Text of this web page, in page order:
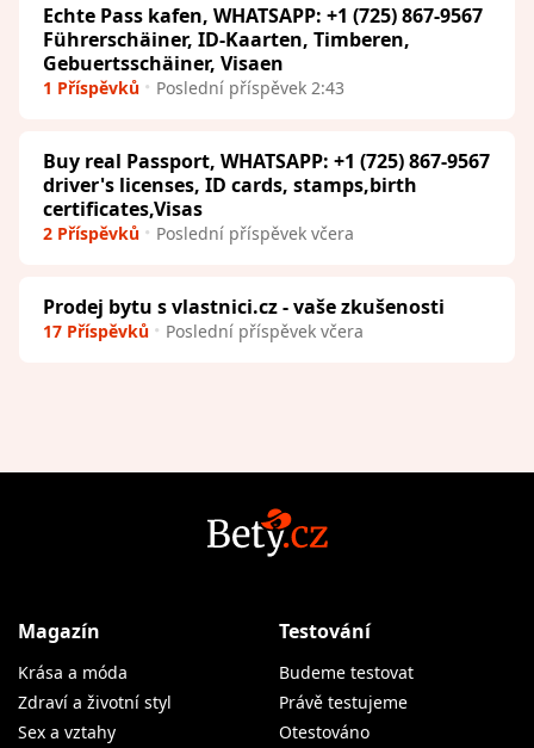
Echte Pass kafen, WHATSAPP: +1 (725) 867-9567
Führerschäiner, ID-Kaarten, Timberen,
Gebuertsschäiner, Visaen
1 Příspěvků Poslední příspěvek 2:43
Buy real Passport, WHATSAPP: +1 (725) 867-9567
driver's licenses, ID cards, stamps,birth
certificates,Visas
2 Příspěvků Poslední příspěvek včera
Prodej bytu s vlastnici.cz - vaše zkušenosti
17 Příspěvků Poslední příspěvek včera
Magazín
Krása a móda
Zdraví a životní styl
Sex a vztahy
Testování
Budeme testovat
Právě testujeme
Otestováno